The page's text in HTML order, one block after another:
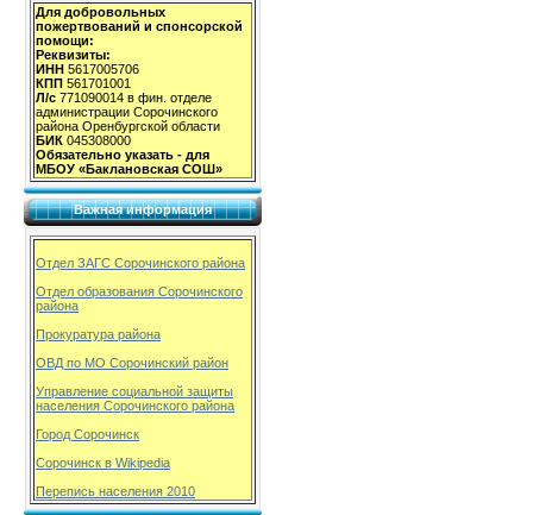
Для добровольных
пожертвований и спонсорской
помощи:
Реквизиты:
ИНН 5617005706
КПП 561701001
Л/с 771090014 в фин. отделе
администрации Сорочинского
района Оренбургской области
БИК 045308000
Обязательно указать - для
МБОУ «Баклановская СОШ»
Важная информация
Отдел ЗАГС Сорочинского района
Отдел образования Сорочинского
района
Прокуратура района
ОВД по МО Сорочинский район
Управление социальной защиты
населения Сорочинского района
Город Сорочинск
Сорочинск в Wikipedia
Перепись населения 2010